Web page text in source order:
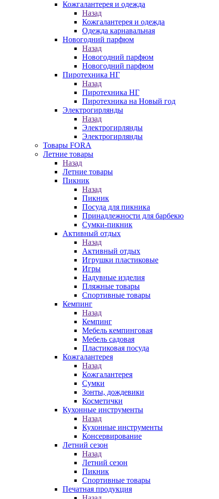
Кожгалантерея и одежда
Назад
Кожгалантерея и одежда
Одежда карнавальная
Новогодний парфюм
Назад
Новогодний парфюм
Новогодний парфюм
Пиротехника НГ
Назад
Пиротехника НГ
Пиротехника на Новый год
Электрогирлянды
Назад
Электрогирлянды
Электрогирлянды
Товары FORA
Летние товары
Назад
Летние товары
Пикник
Назад
Пикник
Посуда для пикника
Принадлежности для барбекю
Сумки-пикник
Активный отдых
Назад
Активный отдых
Игрушки пластиковые
Игры
Надувные изделия
Пляжные товары
Спортивные товары
Кемпинг
Назад
Кемпинг
Мебель кемпинговая
Мебель садовая
Пластиковая посуда
Кожгалантерея
Назад
Кожгалантерея
Сумки
Зонты, дождевики
Косметички
Кухонные инструменты
Назад
Кухонные инструменты
Консервирование
Летний сезон
Назад
Летний сезон
Пикник
Спортивные товары
Печатная продукция